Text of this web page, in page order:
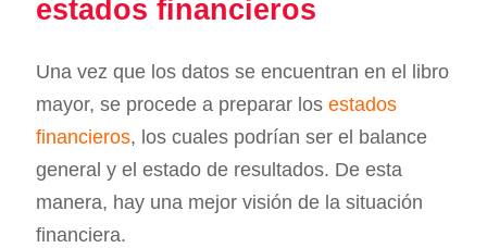
estados financieros
Una vez que los datos se encuentran en el libro
mayor, se procede a preparar los estados
financieros, los cuales podrían ser el balance
general y el estado de resultados. De esta
manera, hay una mejor visión de la situación
financiera.